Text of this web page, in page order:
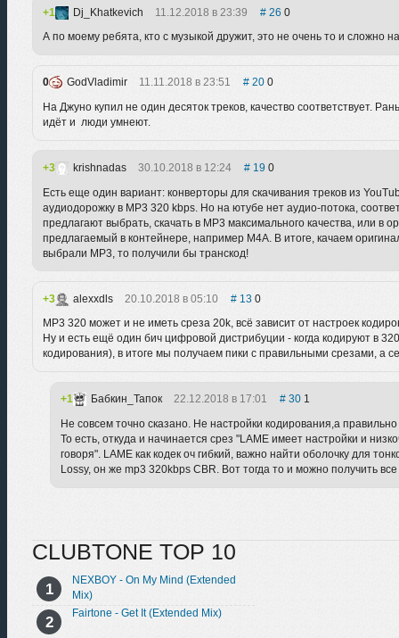
1 Dj_Khatkevich 11.12.2018 в 23:39 26 0
А по моему ребята, кто с музыкой дружит, это не очень то и сложно
0 GodVladimir 11.11.2018 в 23:51 200
На Джуно купил не один десяток треков, качество соответствует.
идёт и люди умнеют.
3 krishnadas 30.10.2018 в 12:24 19 0
Есть еще один вариант: конверторы для скачивания треков из
аудиодорожку в MP3 320 kbps. Но на ютубе нет аудио-потока,
предлагают выбрать, скачать в MP3 максимального качества, или в
предлагаемый в контейнере, например M4A. В итоге, качаем
выбрали MP3, то получили бы транскод!
3 alexxdls 20.10.2018 в 05:10 130
MP3 320 может и не иметь среза 20k, всё зависит от настроек
Ну и есть ещё один бич цифровой дистрибуции - когда кодируют в
кодирования), в итоге мы получаем пики с правильными срезами, а
1 Бабкин_Тапок 22.12.2018 в 17:01 301
Не совсем точно сказано. Не настройки кодирования,а
То есть, откуда и начинается срез "LAME имеет настройки и
говоря". LAME как кодек оч гибкий, важно найти оболочку для
Lossy, он же mp3 320kbps CBR. Вот тогда то и можно получить все
CLUBTONE TOP 10
NEXBOY - On My Mind (Extended
Mix)
Fairtone - Get It (Extended Mix)